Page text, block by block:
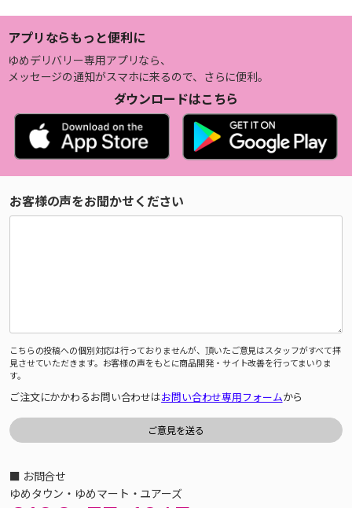
アプリならもっと便利に
ゆめデリバリー専用アプリなら、
メッセージの通知がスマホに来るので、さらに便利。
ダウンロードはこちら
お客様の声をお聞かせください
こちらの投稿への個別対応は行っておりませんが、頂いたご意見はスタッフがすべて拝
見させていただきます。お客様の声をもとに商品開発・サイト改善を行ってまいりま
す。
ご注文にかかわるお問い合わせはお問い合わせ専用フォームから
■ お問合せ
ゆめタウン・ゆめマート・ユアーズ